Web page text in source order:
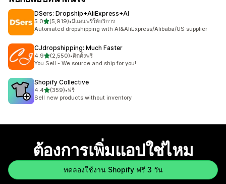
DSers: Dropship+AliExpress+AI
5.0เต็ม 5 ดาว
(5,919)
ทั้งหมด 5919 รีวิว
•มีแผนฟรีให้บริการ
Automated dropshipping with AI&AliExpress/Alibaba/US supplier
CJdropshipping: Much Faster
4.9เต็ม 5 ดาว
(2,550)
ทั้งหมด 2550 รีวิว
•ติดตั้งฟรี
You Sell - We source and ship for you!
Shopify Collective
4.4เต็ม 5 ดาว
(359)
ทั้งหมด 359 รีวิว
•ฟรี
Sell new products without inventory
ต้องการเพิ่มแอปใช่ไหม
ทดลองใช้งาน Shopify ฟรี 3 วัน